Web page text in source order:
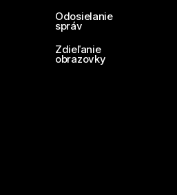
Odosielanie
správ
Zdieľanie
obrazovky